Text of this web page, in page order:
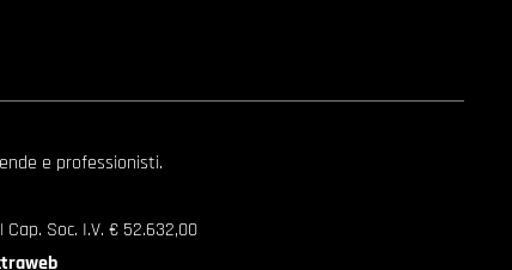
e professionisti.
Soc. I.V. € 52.632,00